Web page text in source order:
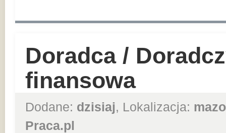
Doradca /
finansowa
Dodane: dzisiaj, Lokalizacja:
Praca.pl